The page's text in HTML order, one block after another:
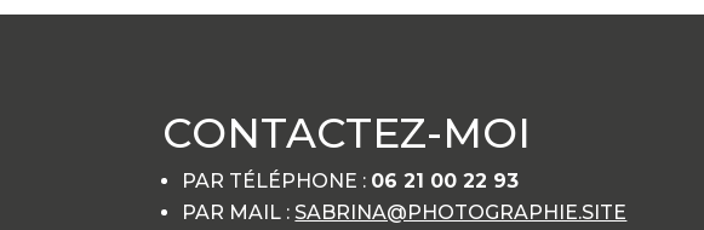
CONTACTEZ-MOI
PAR TÉLÉPHONE : 06 21 00 22 93
PAR MAIL : SABRINA@PHOTOGRAPHIE.SITE